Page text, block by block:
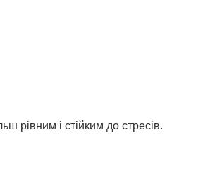
рівним і стійким до стресів.